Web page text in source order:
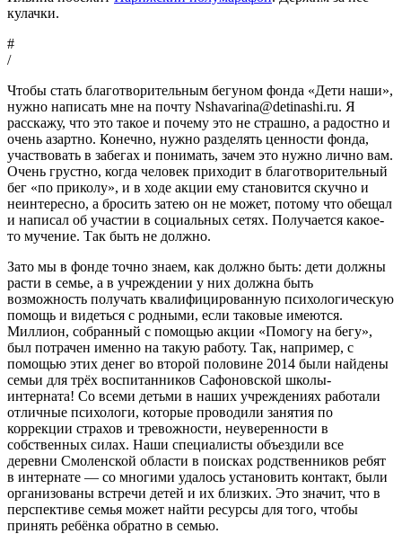
кулачки.
#
/
Чтобы стать благотворительным бегуном фонда «Дети наши»,
нужно написать мне на почту Nshavarina@detinashi.ru. Я
расскажу, что это такое и почему это не страшно, а радостно и
очень азартно. Конечно, нужно разделять ценности фонда,
участвовать в забегах и понимать, зачем это нужно лично вам.
Очень грустно, когда человек приходит в благотворительный
бег «по приколу», и в ходе акции ему становится скучно и
неинтересно, а бросить затею он не может, потому что обещал
и написал об участии в социальных сетях. Получается какое-
то мучение. Так быть не должно.
Зато мы в фонде точно знаем, как должно быть: дети должны
расти в семье, а в учреждении у них должна быть
возможность получать квалифицированную психологическую
помощь и видеться с родными, если таковые имеются.
Миллион, собранный с помощью акции «Помогу на бегу»,
был потрачен именно на такую работу. Так, например, с
помощью этих денег во второй половине 2014 были найдены
семьи для трёх воспитанников Сафоновской школы-
интерната! Со всеми детьми в наших учреждениях работали
отличные психологи, которые проводили занятия по
коррекции страхов и тревожности, неуверенности в
собственных силах. Наши специалисты объездили все
деревни Смоленской области в поисках родственников ребят
в интернате — со многими удалось установить контакт, были
организованы встречи детей и их близких. Это значит, что в
перспективе семья может найти ресурсы для того, чтобы
принять ребёнка обратно в семью.